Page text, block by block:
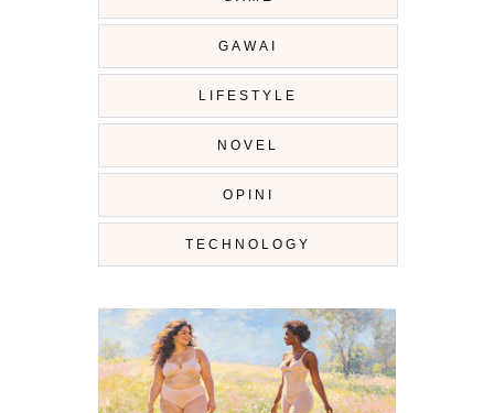
GAWAI
LIFESTYLE
NOVEL
OPINI
TECHNOLOGY